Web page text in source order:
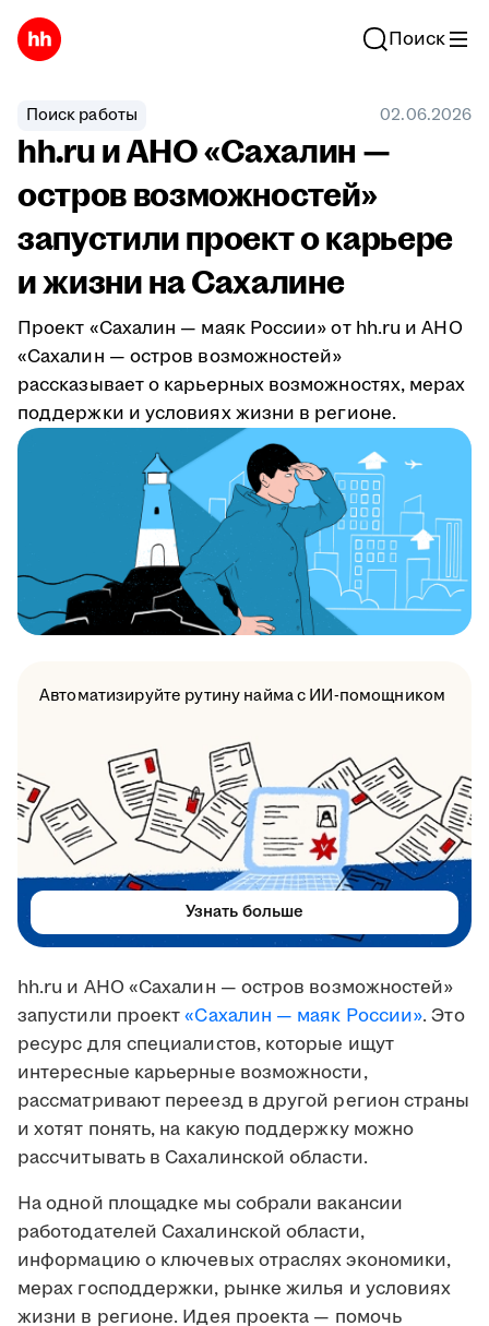
Поиск
Поиск работы 02.06.2026
hh.ru и АНО «Сахалин —
остров возможностей»
запустили проект о карьере
и жизни на Сахалине
Проект «Сахалин — маяк России» от hh.ru и АНО
«Сахалин — остров возможностей»
рассказывает о карьерных возможностях, мерах
поддержки и условиях жизни в регионе.
hh.ru и АНО «Сахалин — остров возможностей»
запустили проект«Сахалин — маяк России». Это
ресурс для специалистов, которые ищут
интересные карьерные возможности,
рассматривают переезд в другой регион страны
и хотят понять, на какую поддержку можно
рассчитывать в Сахалинской области.
На одной площадке мы собрали вакансии
работодателей Сахалинской области,
информацию о ключевых отраслях экономики,
мерах господдержки, рынке жилья и условиях
жизни в регионе. Идея проекта — помочь
Автоматизируйте рутину найма с ИИ-помощником
Узнать больше